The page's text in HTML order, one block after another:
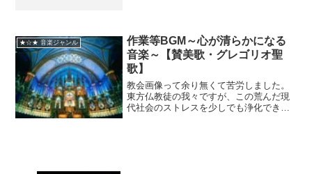
★☆★ 音楽ジャンル
作業等BGM～心が清らかになる
音楽～【賛美歌・グレゴリオ聖
歌】
教会画像って余り無くて苦労しました。
東方仏教徒の我々ですが、この荒んだ現
代社会のストレスを少しでも浄化できれ